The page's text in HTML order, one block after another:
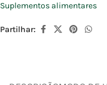
Suplementos alimentares
Partilhar: